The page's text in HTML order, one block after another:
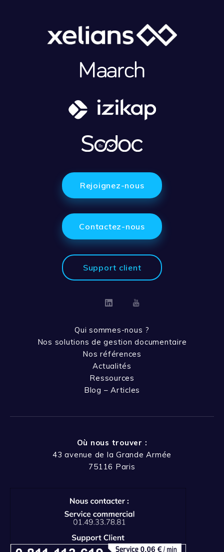
Rejoignez-nous
Contactez-nous
Support client
LinkedinYoutube
Qui sommes-nous ?
Nos solutions de gestion documentaire
Nos références
Actualités
Ressources
Blog – Articles
Où nous trouver :
43 avenue de la Grande Armée
75116 Paris